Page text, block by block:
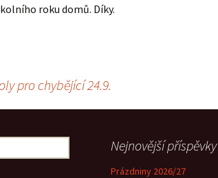
roku domů. Díky.
pro chybějící 24.9.
Nejnovější příspěvky
Prázdniny 2026/27